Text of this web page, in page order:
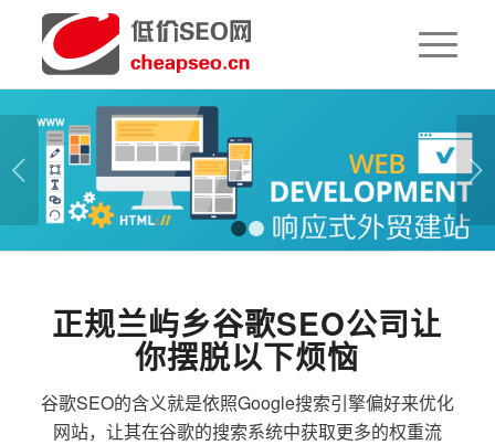
下一页
1 2
正规兰屿乡谷歌SEO公司让
你摆脱以下烦恼
谷歌SEO的含义就是依照Google搜索引擎偏好来优化
网站，让其在谷歌的搜索系统中获取更多的权重流